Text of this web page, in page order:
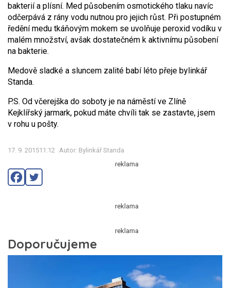
bakterií a plísní. Med působením osmotického tlaku navíc
odčerpává z rány vodu nutnou pro jejich růst. Při postupném
ředění medu tkáňovým mokem se uvolňuje peroxid vodíku v
malém množství, avšak dostatečném k aktivnímu působení
na bakterie.
Medově sladké a sluncem zalité babí léto přeje bylinkář
Standa.
P.S. Od včerejška do soboty je na náměstí ve Zlíně
Kejklířský jarmark, pokud máte chvíli tak se zastavte, jsem
v rohu u pošty.
17. 9. 201511:12 Autor: Bylinkář Standa